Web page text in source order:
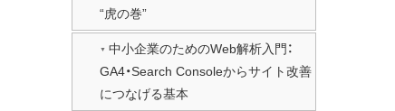
“虎の巻”
中小企業のためのWeb解析入門：
GA4・Search Consoleからサイト改善
につなげる基本